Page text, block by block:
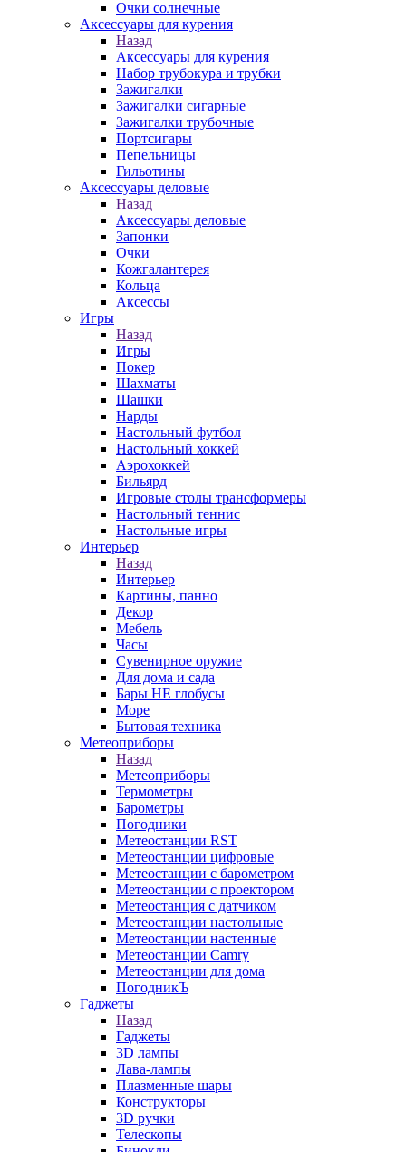
Очки солнечные
Аксессуары для курения
Назад
Аксессуары для курения
Набор трубокура и трубки
Зажигалки
Зажигалки сигарные
Зажигалки трубочные
Портсигары
Пепельницы
Гильотины
Аксессуары деловые
Назад
Аксессуары деловые
Запонки
Очки
Кожгалантерея
Кольца
Аксессы
Игры
Назад
Игры
Покер
Шахматы
Шашки
Нарды
Настольный футбол
Настольный хоккей
Аэрохоккей
Бильярд
Игровые столы трансформеры
Настольный теннис
Настольные игры
Интерьер
Назад
Интерьер
Картины, панно
Декор
Мебель
Часы
Сувенирное оружие
Для дома и сада
Бары НЕ глобусы
Море
Бытовая техника
Метеоприборы
Назад
Метеоприборы
Термометры
Барометры
Погодники
Метеостанции RST
Метеостанции цифровые
Метеостанции с барометром
Метеостанции с проектором
Метеостанция с датчиком
Метеостанции настольные
Метеостанции настенные
Метеостанции Camry
Метеостанции для дома
ПогодникЪ
Гаджеты
Назад
Гаджеты
3D лампы
Лава-лампы
Плазменные шары
Конструкторы
3D ручки
Телескопы